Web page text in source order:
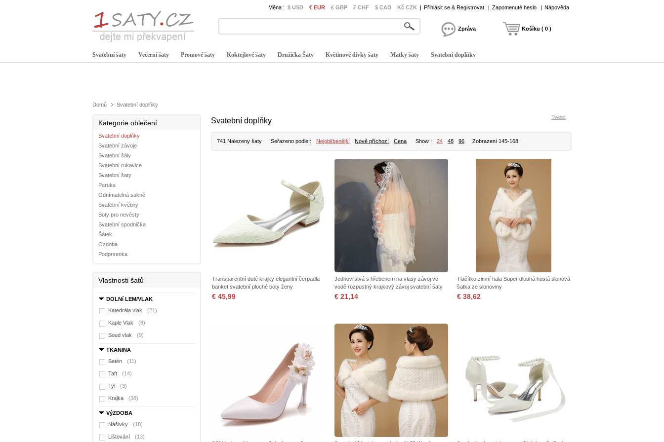
Měna : $ USD € EUR £ GBP ₣ CHF $ CAD Kč CZK | Přihlásit se & Registrovat | Zapomenuté heslo | Nápověda
Zpráva Košíku ( 0 )
Svatební šaty Večerní šaty Promové šaty Koktejlové šaty Družička Šaty Květinové dívky šaty Matky šaty Svatební doplňky
Domů Svatební doplňky
Kategorie oblečení
Svatební doplňky
Svatební závoje
Svatební šály
Svatební rukavice
Svatební šaty
Paruka
Odnímatelná sukně
Svatební květiny
Boty pro nevěsty
Svatební spodnička
Šátek
Ozdoba
Podprsenka
Vlastnosti šatů
DOLNí LEM/VLAK
Katedrála vlak
(21)
Kaple Vlak (8)
Soud vlak (9)
TKANINA
Satén
(11)
Taft (14)
Tyl (3)
Krajka (38)
VýZDOBA
Nášivky
(18)
Lištování (13)
Svatební doplňky Tweet
741 Nalezeny šaty Seřazeno podle : Nejoblíbenější Nově příchozí Cena Show : 24 48 96 Zobrazení 145-168
Transparentní duté krajky elegantní čerpadla
banket svatební ploché boty ženy
€ 45,99
Jednovrstvá s hřebenem na vlasy závoj ve
vodě rozpustný krajkový závoj svatební šaty
příslušenství závoj
€ 21,14
Tlačítko zimní hala Super dlouhá hustá slonová
šatka ze slonoviny
€ 38,62